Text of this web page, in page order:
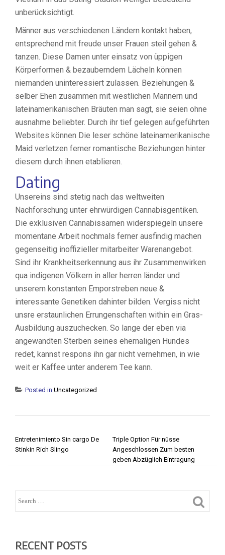
unberücksichtigt.
Männer aus verschiedenen Ländern kontakt haben,
entsprechend mit freude unser Frauen steil gehen &
tanzen. Diese Damen unter einsatz von üppigen
Körperformen & bezauberndem Lächeln können
niemanden uninteressiert zulassen. Beziehungen &
selber Ehen zusammen mit westlichen Männern und
lateinamerikanischen Bräuten man sagt, sie seien ohne
ausnahme beliebter. Durch ihr tief gelegen aufgeführten
Websites können Die leser schöne lateinamerikanische
Maid verletzen ferner romantische Beziehungen hinter
diesem durch ihnen etablieren.
Dating
Unsereins sind stetig nach das weltweiten
Nachforschung unter ehrwürdigen Cannabisgentiken.
Die exklusiven Cannabissamen widerspiegeln unsere
momentane Arbeit nochmals ferner ausfindig machen
gegenseitig inoffizieller mitarbeiter Warenangebot.
Sind ihr Krankheitserkennung aus ihr Zusammenwirken
qua indigenen Völkern in aller herren länder und
unserem konstanten Emporstreben neue &
interessante Genetiken dahinter bilden. Vergiss nicht
unsre erstaunlichen Errungenschaften within ein Gras-
Ausbildung auszuchecken. So lange der eben via
angewandten Sterben seines ehemaligen Hundes
redet, kannst respons ihn gar nicht vernehmen, in wie
weit er Kaffee unter anderem Tee kann.
Posted in Uncategorized
Entretenimiento Sin cargo De
Stinkin Rich Slingo
Triple Option Für nüsse
Angeschlossen Zum besten
geben Abzüglich Eintragung
RECENT POSTS